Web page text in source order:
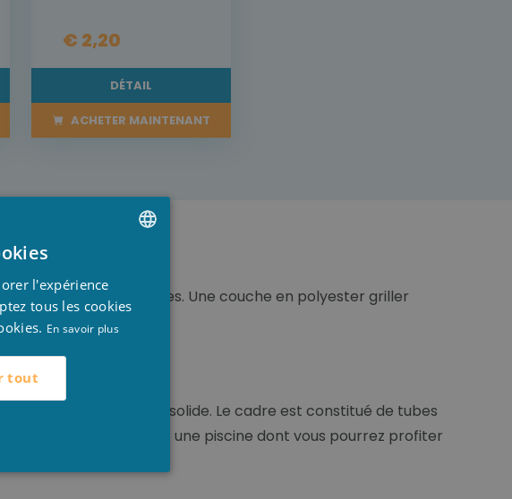
€ 2,20
DÉTAIL
ACHETER MAINTENANT
contient 3 couches. Une couche en polyester griller
est également très solide. Le cadre est constitué de tubes
Small, vous achetez une piscine dont vous pourrez profiter
ENGLISH
l'expérience
tous les cookies
En savoir plus
tout